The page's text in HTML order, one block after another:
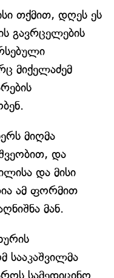
თქმით, დღეს ეს
გავრცელების
მიქელაძემ
მიღმა
და
და მისი
ამ ფორმით
მან.
სააკაშვილმა